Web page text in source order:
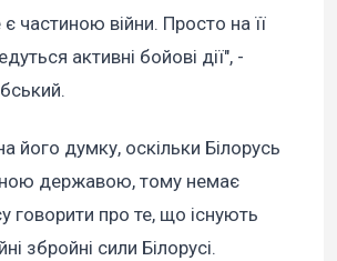
частиною війни. Просто на її
активні бойові дії", -
його думку, оскільки Білорусь
державою, тому немає
говорити про те, що існують
збройні сили Білорусі.